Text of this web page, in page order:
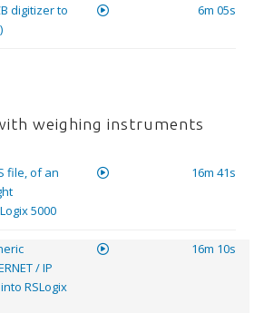
digitizer to
6m 05s
weighing instruments
file, of an
5000
16m 41s
/ IP
RSLogix
16m 10s